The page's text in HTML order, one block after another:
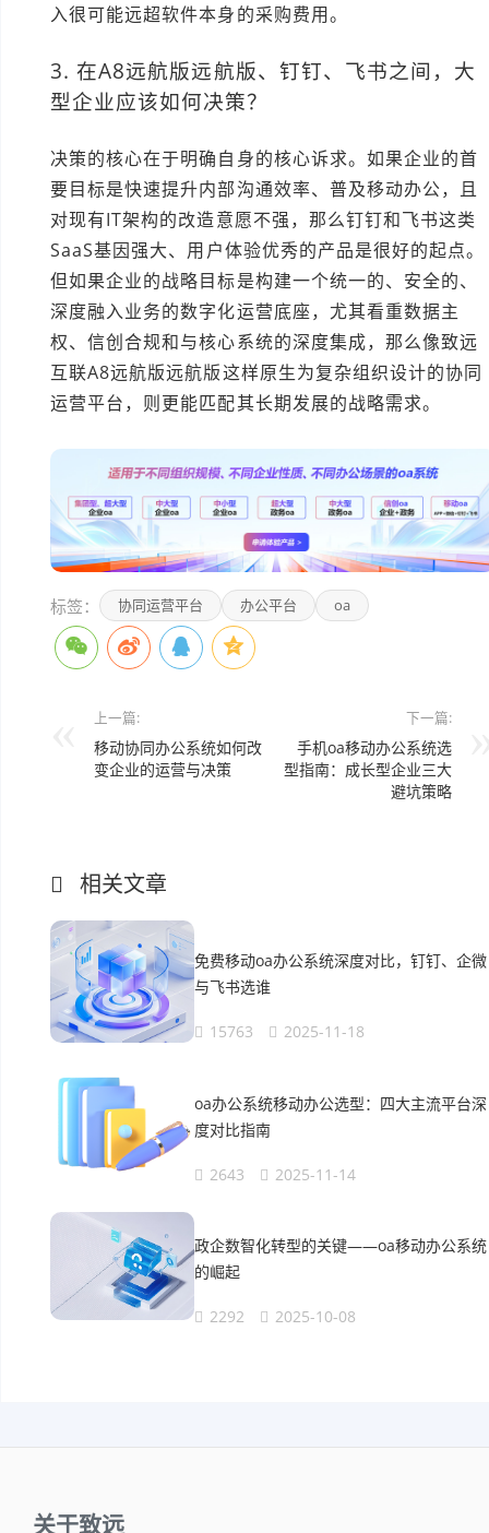
入很可能远超软件本身的采购费用。
3. 在A8远航版远航版、钉钉、飞书之间，大
型企业应该如何决策？
决策的核心在于明确自身的核心诉求。如果企业的首
要目标是快速提升内部沟通效率、普及移动办公，且
对现有IT架构的改造意愿不强，那么钉钉和飞书这类
SaaS基因强大、用户体验优秀的产品是很好的起点。
但如果企业的战略目标是构建一个统一的、安全的、
深度融入业务的数字化运营底座，尤其看重数据主
权、信创合规和与核心系统的深度集成，那么像致远
互联A8远航版远航版这样原生为复杂组织设计的协同
运营平台，则更能匹配其长期发展的战略需求。
标签： 协同运营平台 办公平台 oa
上一篇:
移动协同办公系统如何改
变企业的运营与决策
下一篇:
手机oa移动办公系统选
型指南：成长型企业三大
避坑策略
相关文章
免费移动oa办公系统深度对比，钉钉、企微
与飞书选谁
15763 2025-11-18
oa办公系统移动办公选型：四大主流平台深
度对比指南
2643 2025-11-14
政企数智化转型的关键——oa移动办公系统
的崛起
2292 2025-10-08
关于致远